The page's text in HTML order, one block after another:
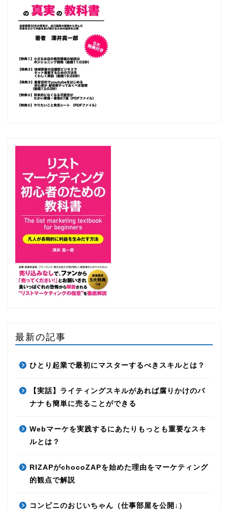
最新の記事
ひとり起業で最初にマスターするべきスキルとは？
【実話】ライティングスキルがあれば腐りかけのバ
ナナも簡単に売ることができる
Webマーケを実践するにあたりもっとも重要なスキ
ルとは？
RIZAPがchocoZAPを始めた理由をマーケティング
的観点で解説
コンビニのおじいちゃん（仕事部屋を公開↓）